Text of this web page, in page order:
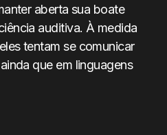
aberta sua boate
auditiva. À medida
tentam se comunicar
que em linguagens